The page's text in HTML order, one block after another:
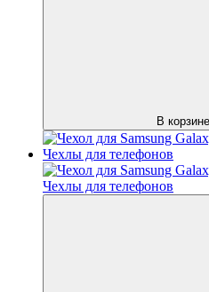
В корзине